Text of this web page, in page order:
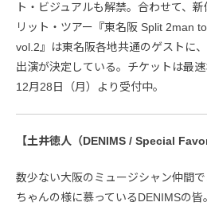
ト・ビジュアルも解禁。合わせて、
リット・ツアー『東名阪 Split 2man
vol.2』は東名阪各地共通のゲストに
出演が決定している。チケットは最
12月28日（月）より受付中。
【土井徳人（DENIMS / Special
数少ない大阪のミュージシャン仲間
ちゃんの様に慕っているDENIMSの皆。